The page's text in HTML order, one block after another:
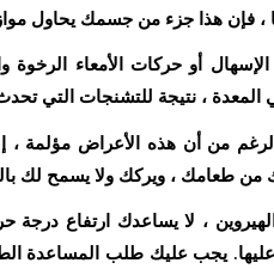
، فإن هذا جزء من جسمك يحاول
الإسهال أو حركات الأمعاء
، نتيجة للتشنجات التي
من أن هذه الأعراض مؤلمة ،
من طعامك ، ويركك ولا يسمح لك
، لا يساعدك ارتفاع